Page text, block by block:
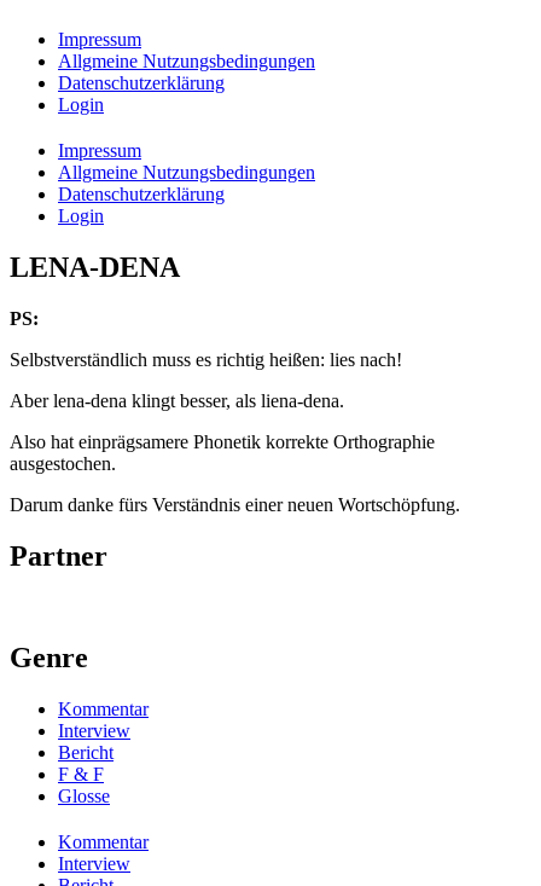
Impressum
Allgmeine Nutzungsbedingungen
Datenschutzerklärung
Login
Impressum
Allgmeine Nutzungsbedingungen
Datenschutzerklärung
Login
LENA-DENA
PS:
Selbstverständlich muss es richtig heißen: lies nach!
Aber lena-dena klingt besser, als liena-dena.
Also hat einprägsamere Phonetik korrekte Orthographie
ausgestochen.
Darum danke fürs Verständnis einer neuen Wortschöpfung.
Partner
Genre
Kommentar
Interview
Bericht
F & F
Glosse
Kommentar
Interview